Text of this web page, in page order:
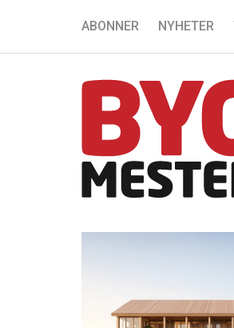
ABONNER NYHETER